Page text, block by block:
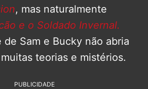
, mas naturalmente
e o Soldado Invernal.
de Sam e Bucky não abria
teorias e mistérios.
PUBLICIDADE